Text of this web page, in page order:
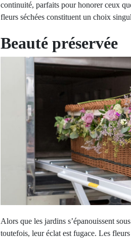
continuité, parfaits pour honorer ceux
fleurs séchées constituent un choix
Beauté préservée
Alors que les jardins s’épanouissent
toutefois, leur éclat est fugace. Les